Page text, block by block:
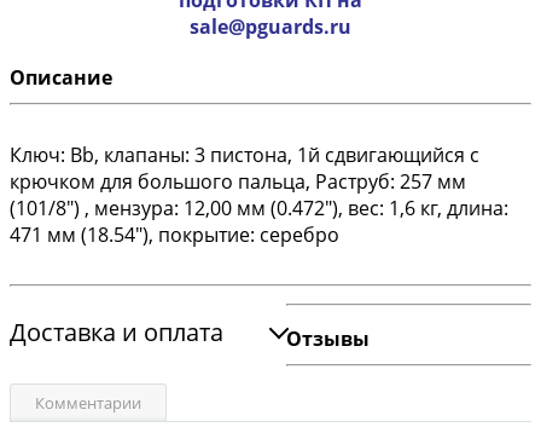
sale@pguards.ru
Описание
Ключ: Bb, клапаны: 3 пистона, 1й сдвигающийся с
крючком для большого пальца, Раструб: 257 мм
(101/8") , мензура: 12,00 мм (0.472"), вес: 1,6 кг, длина:
471 мм (18.54"), покрытие: серебро
Доставка и оплата Отзывы
Комментарии